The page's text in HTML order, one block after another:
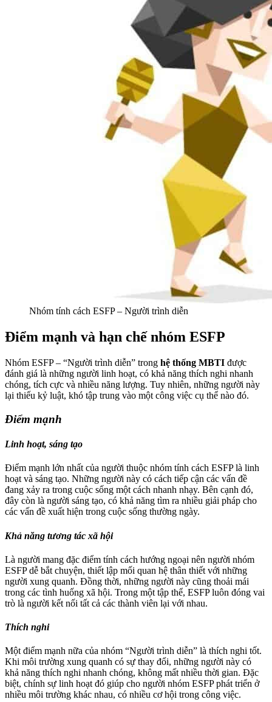
Nhóm tính cách ESFP – Người trình diễn
Điểm mạnh và hạn chế nhóm ESFP
Nhóm ESFP – “Người trình diễn” trong hệ thống MBTI được
đánh giá là những người linh hoạt, có khả năng thích nghi nhanh
chóng, tích cực và nhiều năng lượng. Tuy nhiên, những người này
lại thiếu kỷ luật, khó tập trung vào một công việc cụ thể nào đó.
Điểm mạnh
Linh hoạt, sáng tạo
Điểm mạnh lớn nhất của người thuộc nhóm tính cách ESFP là linh
hoạt và sáng tạo. Những người này có cách tiếp cận các vấn đề
đang xảy ra trong cuộc sống một cách nhanh nhạy. Bên cạnh đó,
đây còn là người sáng tạo, có khả năng tìm ra nhiều giải pháp cho
các vấn đề xuất hiện trong cuộc sống thường ngày.
Khả năng tương tác xã hội
Là người mang đặc điểm tính cách hướng ngoại nên người nhóm
ESFP dễ bắt chuyện, thiết lập mối quan hệ thân thiết với những
người xung quanh. Đồng thời, những người này cũng thoải mái
trong các tình huống xã hội. Trong một tập thể, ESFP luôn đóng vai
trò là người kết nối tất cả các thành viên lại với nhau.
Thích nghi
Một điểm mạnh nữa của nhóm “Người trình diễn” là thích nghi tốt.
Khi môi trường xung quanh có sự thay đổi, những người này có
khả năng thích nghi nhanh chóng, không mất nhiều thời gian. Đặc
biệt, chính sự linh hoạt đó giúp cho người nhóm ESFP phát triển ở
nhiều môi trường khác nhau, có nhiều cơ hội trong công việc.